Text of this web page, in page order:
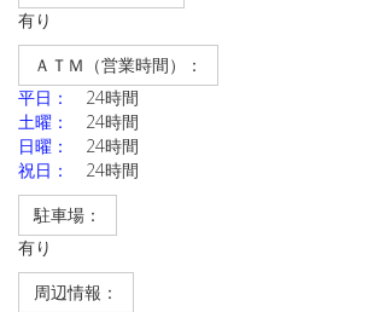
有り
ＡＴＭ（営業時間）：
平日：
24時間
土曜：
24時間
日曜：
24時間
祝日：
24時間
駐車場：
有り
周辺情報：